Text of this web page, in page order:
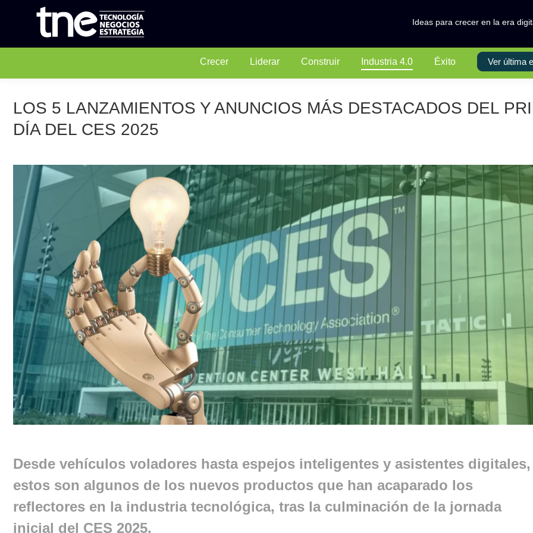
Ideas para crecer en la era
Crecer Liderar Construir Industria 4.0 Éxito Ver última
LOS 5 LANZAMIENTOS Y ANUNCIOS MÁS DESTACADOS DEL
DÍA DEL CES 2025
Desde vehículos voladores hasta espejos inteligentes y asistentes digitales,
estos son algunos de los nuevos productos que han acaparado los
reflectores en la industria tecnológica, tras la culminación de la jornada
inicial del CES 2025.